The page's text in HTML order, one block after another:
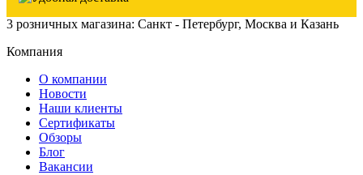
3 розничных магазина: Санкт - Петербург, Москва и Казань
Компания
О компании
Новости
Наши клиенты
Сертификаты
Обзоры
Блог
Вакансии